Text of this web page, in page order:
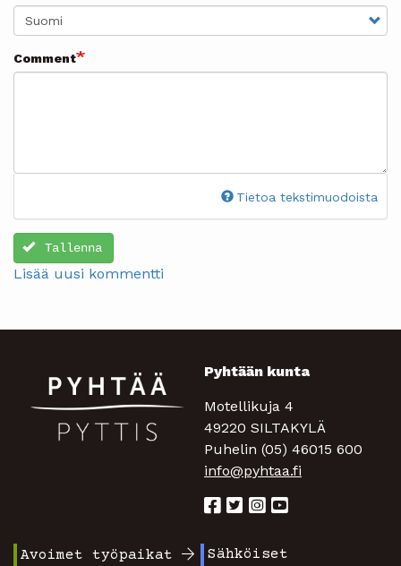
Comment
Tietoa tekstimuodoista
Tallenna
Lisää uusi kommentti
Pyhtään kunta
Motellikuja 4
49220 SILTAKYLÄ
Puhelin (05) 46015 600
info@pyhtaa.fi
Avoimet työpaikat Sähköiset